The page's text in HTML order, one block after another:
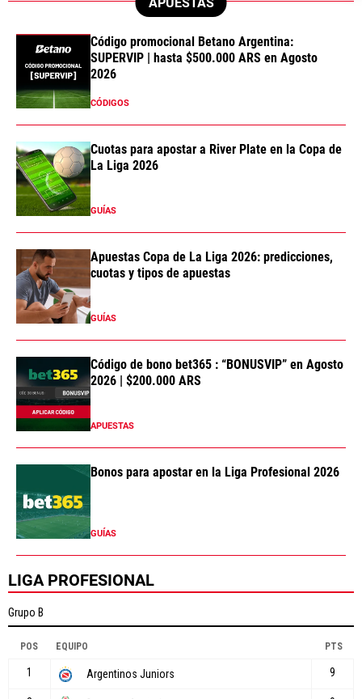
Código promocional Betano Argentina:
SUPERVIP | hasta $500.000 ARS en Agosto
2026
CÓDIGOS
Cuotas para apostar a River Plate en la Copa de
La Liga 2026
GUÍAS
Apuestas Copa de La Liga 2026: predicciones,
cuotas y tipos de apuestas
GUÍAS
Código de bono bet365 : “BONUSVIP” en Agosto
2026 | $200.000 ARS
APUESTAS
Bonos para apostar en la Liga Profesional 2026
GUÍAS
LIGA PROFESIONAL